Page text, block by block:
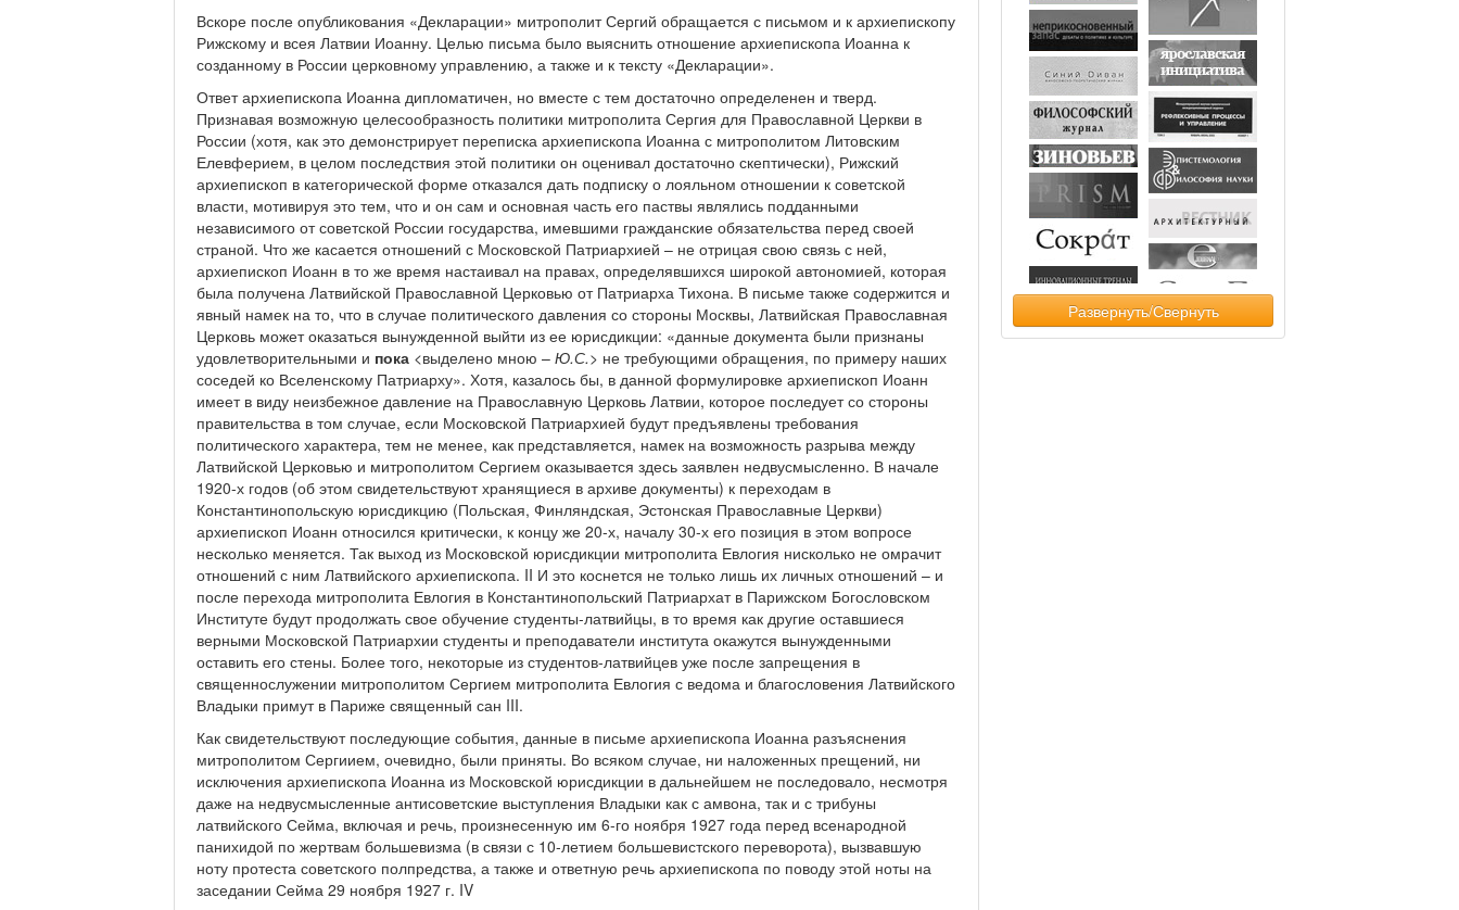
Вскоре после опубликования «Декларации» митрополит Сергий обращается с письмом и к архиепископу
Рижскому и всея Латвии Иоанну. Целью письма было выяснить отношение архиепископа Иоанна к
созданному в России церковному управлению, а также и к тексту «Декларации».
Ответ архиепископа Иоанна дипломатичен, но вместе с тем достаточно определенен и тверд.
Признавая возможную целесообразность политики митрополита Сергия для Православной Церкви в
России (хотя, как это демонстрирует переписка архиепископа Иоанна с митрополитом Литовским
Елевферием, в целом последствия этой политики он оценивал достаточно скептически), Рижский
архиепископ в категорической форме отказался дать подписку о лояльном отношении к советской
власти, мотивируя это тем, что и он сам и основная часть его паствы являлись подданными
независимого от советской России государства, имевшими гражданские обязательства перед своей
страной. Что же касается отношений с Московской Патриархией – не отрицая свою связь с ней,
архиепископ Иоанн в то же время настаивал на правах, определявшихся широкой автономией, которая
была получена Латвийской Православной Церковью от Патриарха Тихона. В письме также содержится и
явный намек на то, что в случае политического давления со стороны Москвы, Латвийская Православная
Церковь может оказаться вынужденной выйти из ее юрисдикции: «данные документа были признаны
удовлетворительными и пока <выделено мною – Ю.С.> не требующими обращения, по примеру наших
соседей ко Вселенскому Патриарху». Хотя, казалось бы, в данной формулировке архиепископ Иоанн
имеет в виду неизбежное давление на Православную Церковь Латвии, которое последует со стороны
правительства в том случае, если Московской Патриархией будут предъявлены требования
политического характера, тем не менее, как представляется, намек на возможность разрыва между
Латвийской Церковью и митрополитом Сергием оказывается здесь заявлен недвусмысленно. В начале
1920-х годов (об этом свидетельствуют хранящиеся в архиве документы) к переходам в
Константинопольскую юрисдикцию (Польская, Финляндская, Эстонская Православные Церкви)
архиепископ Иоанн относился критически, к концу же 20-х, началу 30-х его позиция в этом вопросе
несколько меняется. Так выход из Московской юрисдикции митрополита Евлогия нисколько не омрачит
отношений с ним Латвийского архиепископа. II И это коснется не только лишь их личных отношений – и
после перехода митрополита Евлогия в Константинопольский Патриархат в Парижском Богословском
Институте будут продолжать свое обучение студенты-латвийцы, в то время как другие оставшиеся
верными Московской Патриархии студенты и преподаватели института окажутся вынужденными
оставить его стены. Более того, некоторые из студентов-латвийцев уже после запрещения в
священнослужении митрополитом Сергием митрополита Евлогия с ведома и благословения Латвийского
Владыки примут в Париже священный сан III.
Как свидетельствуют последующие события, данные в письме архиепископа Иоанна разъяснения
митрополитом Сергиием, очевидно, были приняты. Во всяком случае, ни наложенных прещений, ни
исключения архиепископа Иоанна из Московской юрисдикции в дальнейшем не последовало, несмотря
даже на недвусмысленные антисоветские выступления Владыки как с амвона, так и с трибуны
латвийского Сейма, включая и речь, произнесенную им 6-го ноября 1927 года перед всенародной
панихидой по жертвам большевизма (в связи с 10-летием большевистского переворота), вызвавшую
ноту протеста советского полпредства, а также и ответную речь архиепископа по поводу этой ноты на
заседании Сейма 29 ноября 1927 г. IV
Развернуть/Свернуть